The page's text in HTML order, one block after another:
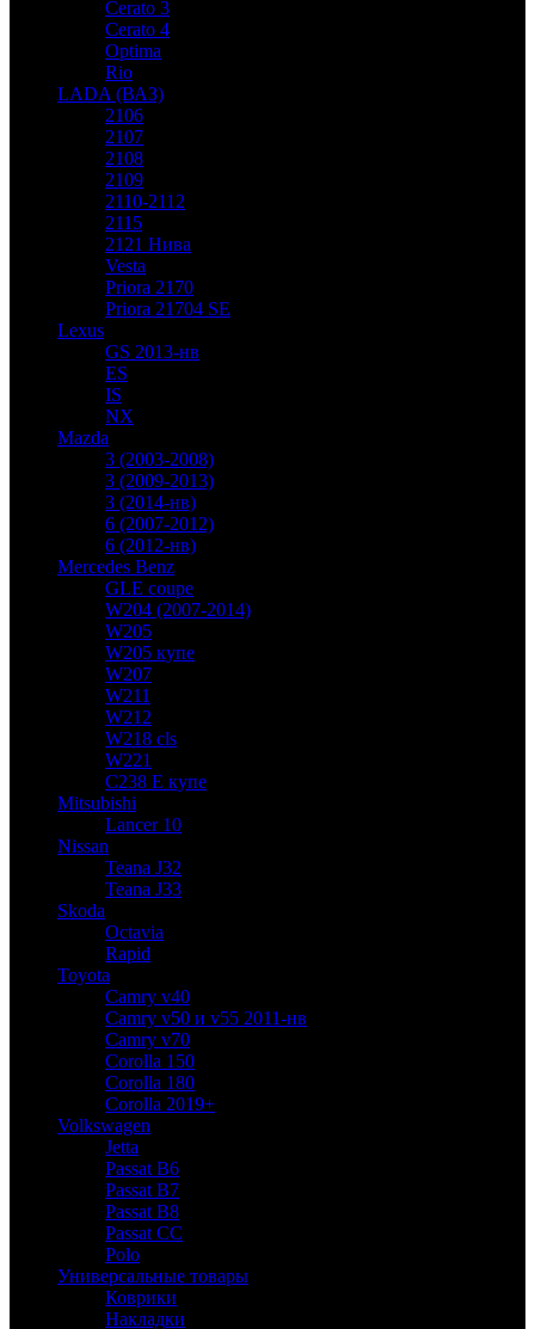
Cerato 3
Cerato 4
Optima
Rio
LADA (ВАЗ)
2106
2107
2108
2109
2110-2112
2115
2121 Нива
Vesta
Priora 2170
Priora 21704 SE
Lexus
GS 2013-нв
ES
IS
NX
Mazda
3 (2003-2008)
3 (2009-2013)
3 (2014-нв)
6 (2007-2012)
6 (2012-нв)
Mercedes Benz
GLE coupe
W204 (2007-2014)
W205
W205 купе
W207
W211
W212
W218 cls
W221
C238 E купе
Mitsubishi
Lancer 10
Nissan
Teana J32
Teana J33
Skoda
Octavia
Rapid
Toyota
Camry v40
Camry v50 и v55 2011-нв
Camry v70
Corolla 150
Corolla 180
Corolla 2019+
Volkswagen
Jetta
Passat B6
Passat B7
Passat B8
Passat CC
Polo
Универсальные товары
Коврики
Накладки